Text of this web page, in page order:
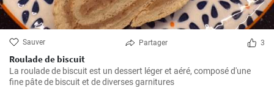
Sauver Partager 3
Roulade de biscuit
La roulade de biscuit est un dessert léger et aéré, composé d'une
fine pâte de biscuit et de diverses garnitures